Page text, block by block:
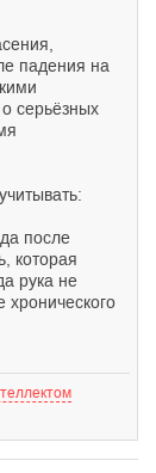
падения на
серьёзных
после
которая
рука не
хронического